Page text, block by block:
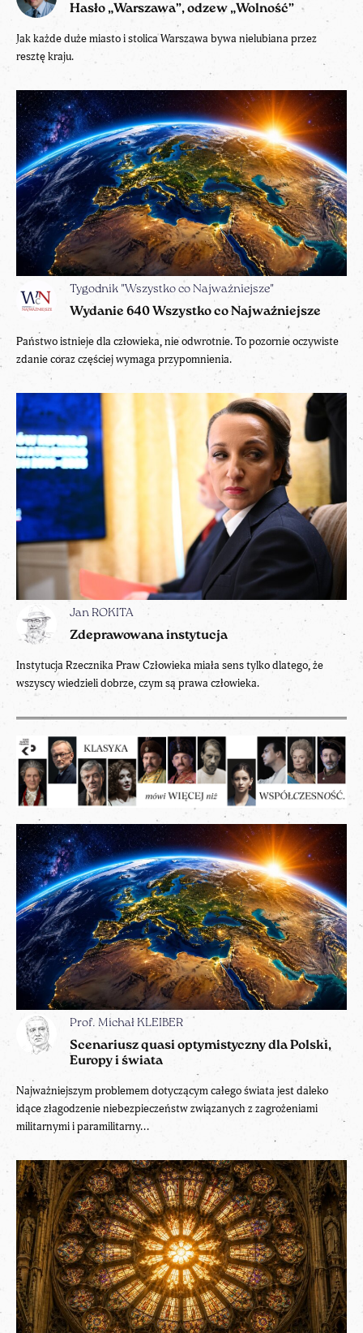
Hasło „Warszawa”, odzew „Wolność”
Jak każde duże miasto i stolica Warszawa bywa nielubiana przez
resztę kraju.
Tygodnik "Wszystko co Najważniejsze"
Wydanie 640 Wszystko co Najważniejsze
Państwo istnieje dla człowieka, nie odwrotnie. To pozornie oczywiste
zdanie coraz częściej wymaga przypomnienia.
Jan ROKITA
Zdeprawowana instytucja
Instytucja Rzecznika Praw Człowieka miała sens tylko dlatego, że
wszyscy wiedzieli dobrze, czym są prawa człowieka.
Prof. Michał KLEIBER
Scenariusz quasi optymistyczny dla Polski,
Europy i świata
Najważniejszym problemem dotyczącym całego świata jest daleko
idące złagodzenie niebezpieczeństw związanych z zagrożeniami
militarnymi i paramilitarny...